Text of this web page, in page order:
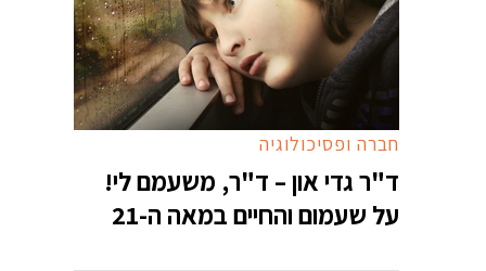
חברה ופסיכולוגיה
ד"ר גדי און – ד"ר, משעמם לי!
על שעמום והחיים במאה ה-21